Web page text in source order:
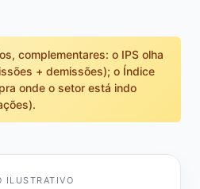
complementares: o IPS olha
+ demissões); o Índice
onde o setor está indo
ILUSTRATIVO